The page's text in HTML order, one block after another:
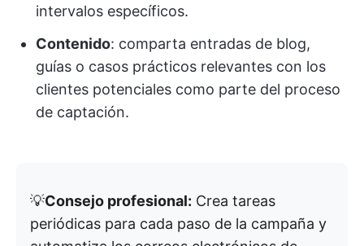
intervalos específicos.
Contenido: comparta entradas de blog,
guías o casos prácticos relevantes con los
clientes potenciales como parte del proceso
de captación.
💡Consejo profesional: Crea tareas
periódicas para cada paso de la campaña y